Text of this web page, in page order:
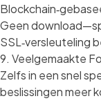
Geen
SSL‑versleuteling
9. Veelgemaakte
Zelfs in een snel
beslissingen meer